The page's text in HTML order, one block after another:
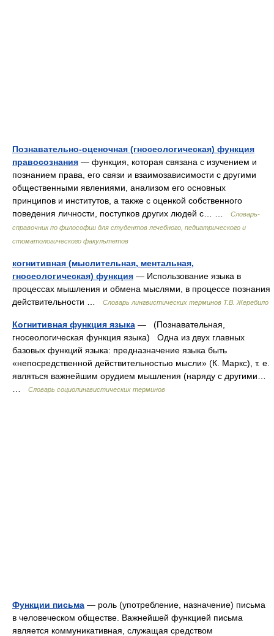
Познавательно-оценочная (гносеологическая) функция
правосознания — функция, которая связана с изучением и
познанием права, его связи и взаимозависимости с другими
общественными явлениями, анализом его основных
принципов и институтов, а также с оценкой собственного
поведения личности, поступков других людей с… …
Словарь-
справочник по философии для студентов лечебного, педиатрического и
стоматологического факультетов
когнитивная (мыслительная, ментальная,
гносеологическая) функция — Использование языка в
процессах мышления и обмена мыслями, в процессе познания
действительности …
Словарь лингвистических терминов Т.В. Жеребило
Когнитивная функция языка — (Познавательная,
гносеологическая функция языка) Одна из двух главных
базовых функций языка: предназначение языка быть
«непосредственной действительностью мысли» (К. Маркс), т. е.
являться важнейшим орудием мышления (наряду с другими…
Словарь социолингвистических терминов
Функции письма — роль (употребление, назначение) письма
в человеческом обществе. Важнейшей функцией письма
является коммуникативная, служащая средством